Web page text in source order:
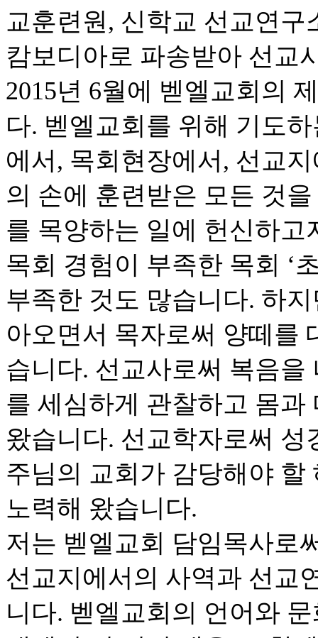
교훈련원, 신학교 선교연구
캄보디아로 파송받아 선교
2015년 6월에 벧엘교회의
다. 벧엘교회를 위해 기도
에서, 목회현장에서, 선교
의 손에 훈련받은 모든 것
를 목양하는 일에 헌신하
목회 경험이 부족한 목회 ‘
부족한 것도 많습니다. 하
아오면서 목자로써 양떼를
습니다. 선교사로써 복음
를 세심하게 관찰하고 몸
왔습니다. 선교학자로써
주님의 교회가 감당해야
노력해 왔습니다.
저는 벧엘교회 담임목사로
선교지에서의 사역과 선교
니다. 벧엘교회의 언어와